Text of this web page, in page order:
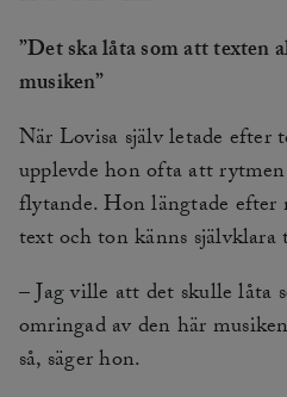
”Det ska låta som att texten
musiken”
När Lovisa själv letade efter
upplevde hon ofta att
flytande. Hon längtade efter
text och ton känns självklara
– Jag ville att det skulle
omringad av den här
så, säger hon.